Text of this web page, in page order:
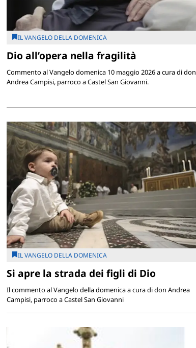
IL VANGELO DELLA DOMENICA
Dio all’opera nella fragilità
Commento al Vangelo domenica 10 maggio 2026 a cura di don
Andrea Campisi, parroco a Castel San Giovanni.
IL VANGELO DELLA DOMENICA
Si apre la strada dei figli di Dio
Il commento al Vangelo della domenica a cura di don Andrea
Campisi, parroco a Castel San Giovanni